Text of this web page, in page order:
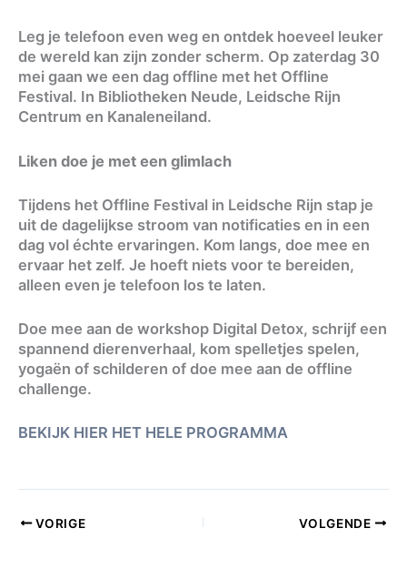
Leg je telefoon even weg en ontdek hoeveel leuker
de wereld kan zijn zonder scherm. Op zaterdag 30
mei gaan we een dag offline met het Offline
Festival. In Bibliotheken Neude, Leidsche Rijn
Centrum en Kanaleneiland.
Liken doe je met een glimlach
Tijdens het Offline Festival in Leidsche Rijn stap je
uit de dagelijkse stroom van notificaties en in een
dag vol échte ervaringen. Kom langs, doe mee en
ervaar het zelf. Je hoeft niets voor te bereiden,
alleen even je telefoon los te laten.
Doe mee aan de workshop Digital Detox, schrijf een
spannend dierenverhaal, kom spelletjes spelen,
yogaën of schilderen of doe mee aan de offline
challenge.
BEKIJK HIER HET HELE PROGRAMMA
VORIGE VOLGENDE